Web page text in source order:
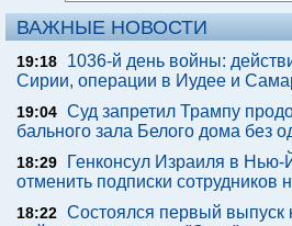
ВАЖНЫЕ НОВОСТИ
19:18
1036-й день войны:
Сирии, операции в Иудее и
19:04 Суд запретил Трампу
бального зала Белого дома без
18:29
Генконсул Израиля в Нью-
отменить подписки сотрудников
18:22 Состоялся первый выпуск